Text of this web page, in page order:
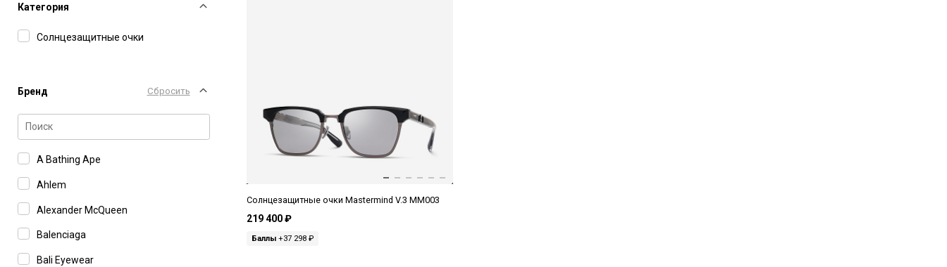
Категория
Солнцезащитные очки
Бренд Сбросить
A Bathing Ape
Ahlem
Alexander McQueen
Balenciaga
Bali Eyewear
Солнцезащитные очки Mastermind V.3 MM003
219 400 ₽
Баллы +37 298 ₽